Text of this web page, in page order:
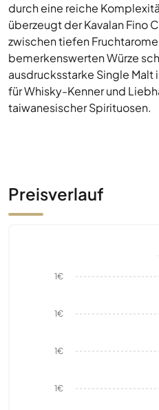
durch eine reiche
überzeugt der Kavalan Fino
zwischen tiefen
bemerkenswerten Würze
ausdrucksstarke Single
für Whisky-Kenner und
taiwanesischer Spirituosen.
Preisverlauf
1€
1€
1€
1€